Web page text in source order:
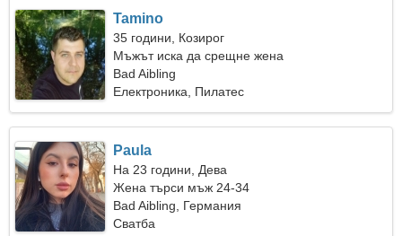
Tamino
35 години, Козирог
Мъжът иска да срещне жена
Bad Aibling
Електроника, Пилатес
Paula
На 23 години, Дева
Жена търси мъж 24-34
Bad Aibling, Германия
Сватба